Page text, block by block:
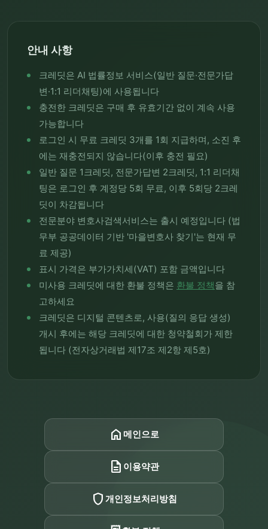
안내 사항
크레딧은 AI 법률정보 서비스(일반 질문·전문가답
변·1:1 리더채팅)에 사용됩니다
충전한 크레딧은 구매 후 유효기간 없이 계속 사용
가능합니다
로그인 시 무료 크레딧 3개를 1회 지급하며, 소진 후
에는 재충전되지 않습니다(이후 충전 필요)
일반 질문 1크레딧, 전문가답변 2크레딧, 1:1 리더채
팅은 로그인 후 계정당 5회 무료, 이후 5회당 2크레
딧이 차감됩니다
전문분야 변호사검색서비스는 출시 예정입니다 (법
무부 공공데이터 기반 '마을변호사 찾기'는 현재 무
료 제공)
표시 가격은 부가가치세(VAT) 포함 금액입니다
미사용 크레딧에 대한 환불 정책은 환불 정책을 참
고하세요
크레딧은 디지털 콘텐츠로, 사용(질의 응답 생성)
개시 후에는 해당 크레딧에 대한 청약철회가 제한
됩니다 (전자상거래법 제17조 제2항 제5호)
home 메인으로
description 이용약관
shield 개인정보처리방침